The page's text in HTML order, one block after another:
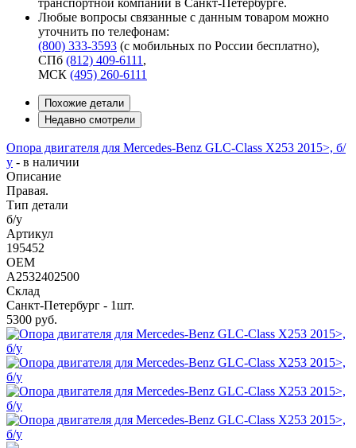
Любые вопросы связанные с данным товаром можно
уточнить по телефонам:
(800) 333-3593 (с мобильных по России бесплатно),
СПб (812) 409-6111 ,
МСК (495) 260-6111
Похожие детали
Недавно смотрели
Опора двигателя для Mercedes-Benz GLC-Class X253 2015>, б/
у - в наличии
Описание
Правая.
Тип детали
б/у
Артикул
195452
OEM
A2532402500
Склад
Санкт-Петербург - 1шт.
5300 руб.